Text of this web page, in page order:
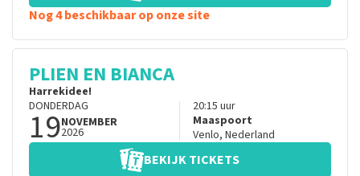
Nog 4 beschikbaar op onze site
PLIEN EN BIANCA
Harrekidee!
DONDERDAG
19NOVEMBER
2026
20:15 uur
Maaspoort
Venlo, Nederland
BEKIJK TICKETS